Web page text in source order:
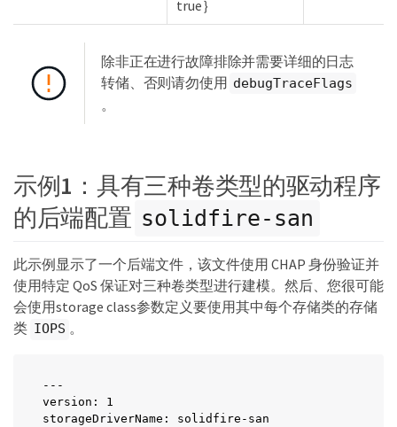
true｝
除非正在进行故障排除并需要详细的日志
转储、否则请勿使用 debugTraceFlags
。
示例1：具有三种卷类型的驱动程序
的后端配置 solidfire-san
此示例显示了一个后端文件，该文件使用 CHAP 身份验证并
使用特定 QoS 保证对三种卷类型进行建模。然后、您很可能
会使用storage class参数定义要使用其中每个存储类的存储
类 IOPS 。
---
version: 1
storageDriverName: solidfire-san